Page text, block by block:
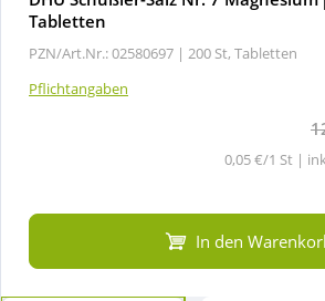
Tabletten
PZN/Art.Nr.: 02580697 | 200 St, Tabletten
Pflichtangaben
0,05 €/1 St |
In den